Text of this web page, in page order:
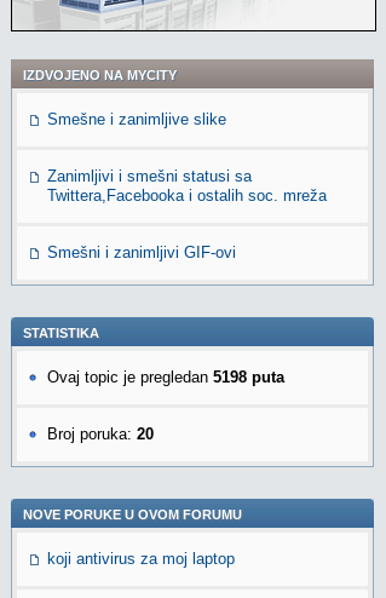
IZDVOJENO NA MYCITY
Smešne i zanimljive slike
Zanimljivi i smešni statusi sa
Twittera,Facebooka i ostalih soc. mreža
Smešni i zanimljivi GIF-ovi
STATISTIKA
Ovaj topic je pregledan 5198 puta
Broj poruka: 20
NOVE PORUKE U OVOM FORUMU
koji antivirus za moj laptop